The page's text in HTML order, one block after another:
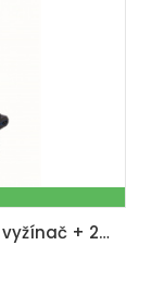
C-LT300-X-SET S - 20 V IXES aku vyžínač + 2Ah batéria + nabíjačka 2,4 A